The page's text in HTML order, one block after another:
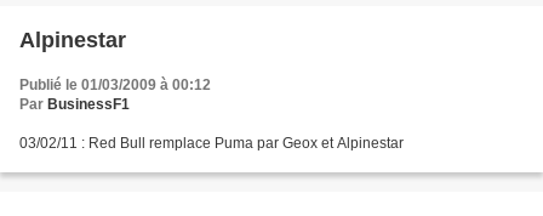
Alpinestar
Publié le 01/03/2009 à 00:12
Par BusinessF1
03/02/11 : Red Bull remplace Puma par Geox et Alpinestar